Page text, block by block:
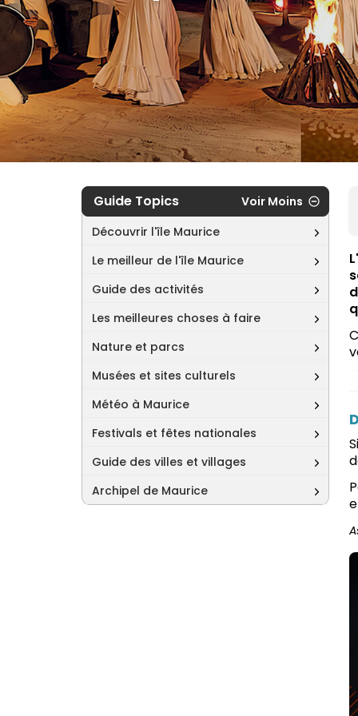
Guide Topics
Voir Moins
Découvrir l'île Maurice
Le meilleur de l'île Maurice
Guide des activités
Les meilleures choses à faire
Nature et parcs
Musées et sites culturels
Météo à Maurice
Festivals et fêtes nationales
Guide des villes et villages
Archipel de Maurice